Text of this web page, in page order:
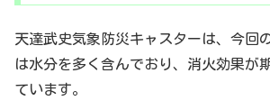
天達武史気象防災キャスターは、今回
は水分を多く含んでおり、消火効果が
ています。